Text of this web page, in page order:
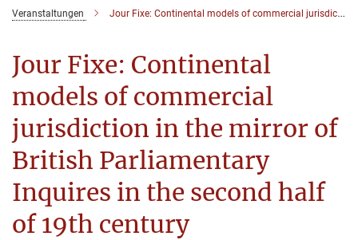
Veranstaltungen Jour Fixe: Continental models of commercial jurisdiction in the mirror of British Parliamentary Inquires in the second half of 19th century
Jour Fixe: Continental
models of commercial
jurisdiction in the mirror of
British Parliamentary
Inquires in the second half
of 19th century